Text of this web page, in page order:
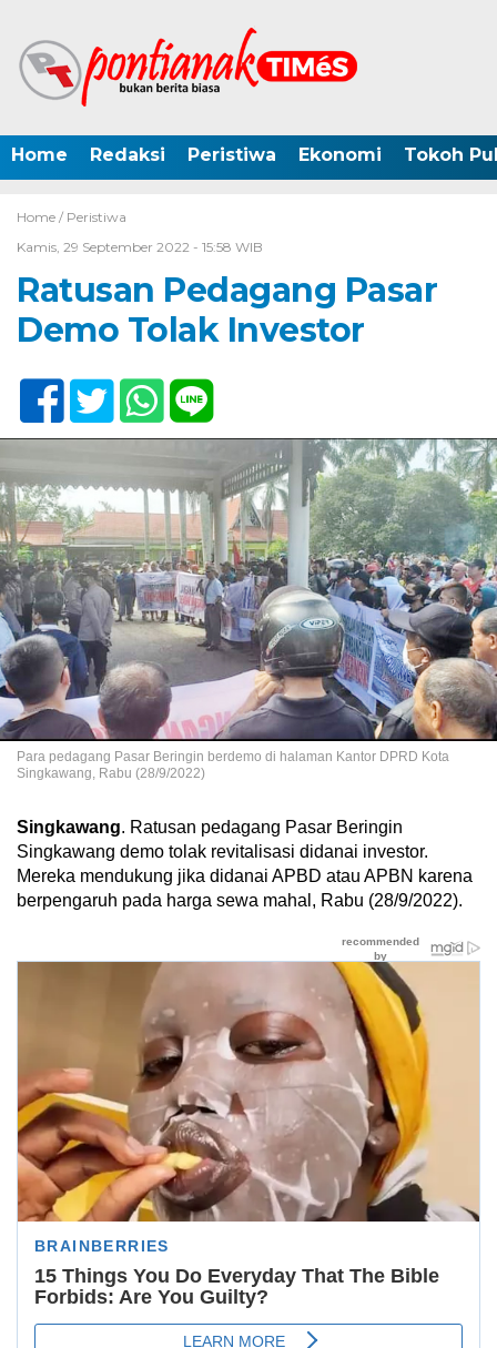
Home Redaksi Peristiwa Ekonomi Tokoh
Home / Peristiwa
Kamis, 29 September 2022 - 15:58 WIB
Ratusan Pedagang Pasar
Demo Tolak Investor
Para pedagang Pasar Beringin berdemo di halaman Kantor DPRD Kota
Singkawang, Rabu (28/9/2022)
Singkawang. Ratusan pedagang Pasar Beringin
Singkawang demo tolak revitalisasi didanai investor.
Mereka mendukung jika didanai APBD atau APBN karena
berpengaruh pada harga sewa mahal, Rabu (28/9/2022).